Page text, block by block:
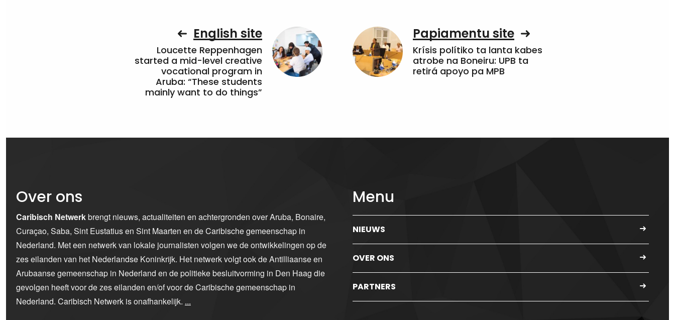
English site
Loucette Reppenhagen
started a mid-level creative
vocational program in
Aruba: “These students
mainly want to do things”
Papiamentu site
Krísis polítiko ta lanta kabes
atrobe na Boneiru: UPB ta
retirá apoyo pa MPB
Over ons
Caribisch Netwerkbrengt nieuws, actualiteiten en achtergronden over Aruba, Bonaire,
Curaçao, Saba, Sint Eustatius en Sint Maarten en de Caribische gemeenschap in
Nederland. Met een netwerk van lokale journalisten volgen we de ontwikkelingen op de
zes eilanden van het Nederlandse Koninkrijk. Het netwerk volgt ook de Antilliaanse en
Arubaanse gemeenschap in Nederland en de politieke besluitvorming in Den Haag die
gevolgen heeft voor de zes eilanden en/of voor de Caribische gemeenschap in
Nederland. Caribisch Netwerk is onafhankelijk. ...
Menu
NIEUWS
OVER ONS
PARTNERS